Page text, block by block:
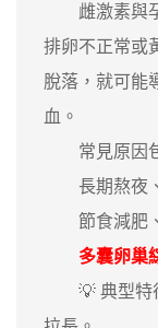
雌激素與孕
排卵不正常或
脫落，就可能
血。
常見原因包
長期熬夜
節食減肥、
多囊卵巢
💡 典型特征